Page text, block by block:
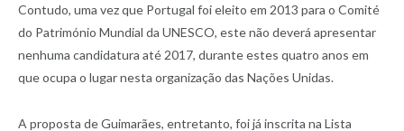
Contudo, uma vez que Portugal foi eleito em 2013 para o Comité
do Património Mundial da UNESCO, este não deverá apresentar
nenhuma candidatura até 2017, durante estes quatro anos em
que ocupa o lugar nesta organização das Nações Unidas.
A proposta de Guimarães, entretanto, foi já inscrita na Lista